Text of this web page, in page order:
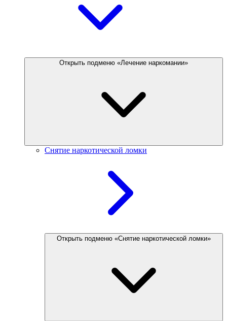
Открыть подменю «Лечение наркомании»
Снятие наркотической ломки
Открыть подменю «Снятие наркотической ломки»